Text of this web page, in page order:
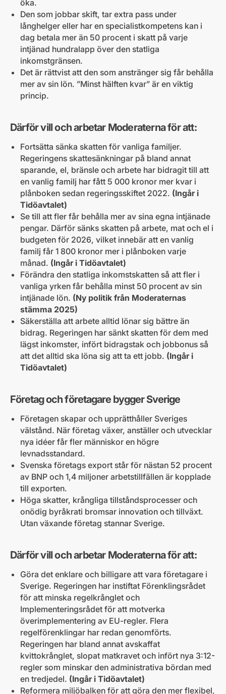
öka.
Den som jobbar skift, tar extra pass under
långhelger eller har en specialistkompetens kan i
dag betala mer än 50 procent i skatt på varje
intjänad hundralapp över den statliga
inkomstgränsen.
Det är rättvist att den som anstränger sig får behålla
mer av sin lön. ”Minst hälften kvar” är en viktig
princip.
Därför vill och arbetar Moderaterna för att:
Fortsätta sänka skatten för vanliga familjer.
Regeringens skattesänkningar på bland annat
sparande, el, bränsle och arbete har bidragit till att
en vanlig familj har fått 5 000 kronor mer kvar i
plånboken sedan regeringsskiftet 2022. (Ingår i
Tidöavtalet)
Se till att fler får behålla mer av sina egna intjänade
pengar. Därför sänks skatten på arbete, mat och el i
budgeten för 2026, vilket innebär att en vanlig
familj får 1 800 kronor mer i plånboken varje
månad. (Ingår i Tidöavtalet)
Förändra den statliga inkomstskatten så att fler i
vanliga yrken får behålla minst 50 procent av sin
intjänade lön. (Ny politik från Moderaternas
stämma 2025)
Säkerställa att arbete alltid lönar sig bättre än
bidrag. Regeringen har sänkt skatten för dem med
lägst inkomster, infört bidragstak och jobbonus så
att det alltid ska löna sig att ta ett jobb. (Ingår i
Tidöavtalet)
Företag och företagare bygger Sverige
Företagen skapar och upprätthåller Sveriges
välstånd. När företag växer, anställer och utvecklar
nya idéer får fler människor en högre
levnadsstandard.
Svenska företags export står för nästan 52 procent
av BNP och 1,4 miljoner arbetstillfällen är kopplade
till exporten.
Höga skatter, krångliga tillståndsprocesser och
onödig byråkrati bromsar innovation och tillväxt.
Utan växande företag stannar Sverige.
Därför vill och arbetar Moderaterna för att:
Göra det enklare och billigare att vara företagare i
Sverige. Regeringen har instiftat Förenklingsrådet
för att minska regelkrånglet och
Implementeringsrådet för att motverka
överimplementering av EU-regler. Flera
regelförenklingar har redan genomförts.
Regeringen har bland annat avskaffat
kvittokrånglet, slopat matkravet och infört nya 3:12-
regler som minskar den administrativa bördan med
en tredjedel. (Ingår i Tidöavtalet)
Reformera miljöbalken för att göra den mer flexibel,